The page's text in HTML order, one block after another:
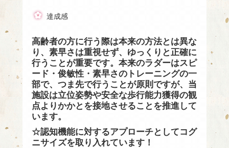
達成感
高齢者の方に行う際は本来の方法とは異な
り、素早さは重視せず、ゆっくりと正確に
行うことが重要です。本来のラダーはスピ
ード・俊敏性・素早さのトレーニングの一
部で、つま先で行うことが原則ですが、当
施設は立位姿勢や安全な歩行能力獲得の観
点よりかかとを接地させることを推進して
います。
☆認知機能に対するアプローチとしてコグ
ニサイズを取り入れています！